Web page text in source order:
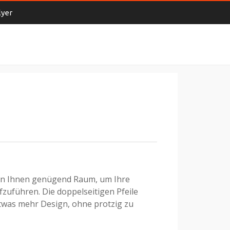
Ihnen genügend Raum, um Ihre
Die doppelseitigen Pfeile
mehr Design, ohne protzig zu